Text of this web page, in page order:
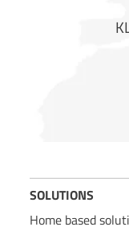
SOLUTIONS
Home based